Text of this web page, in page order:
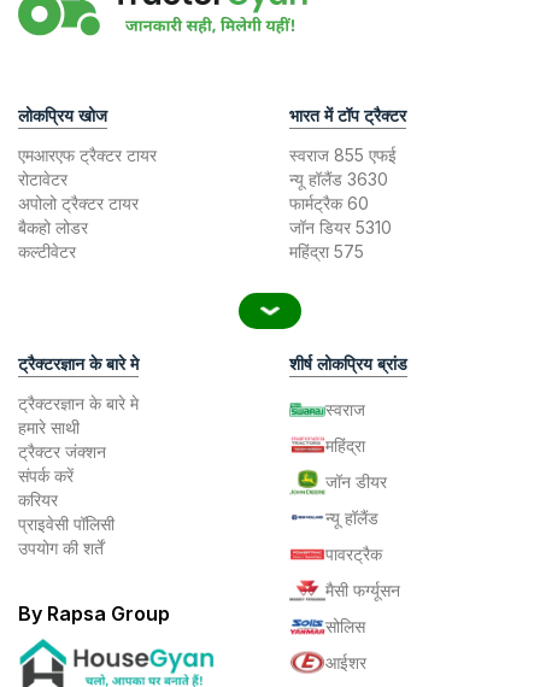
लोकप्रिय खोज
एमआरएफ ट्रैक्टर टायर
रोटावेटर
अपोलो ट्रैक्टर टायर
बैकहो लोडर
कल्टीवेटर
भारत में टॉप ट्रैक्टर
स्वराज 855 एफई
न्यू हॉलैंड 3630
फार्मट्रैक 60
जॉन डियर 5310
महिंद्रा 575
ट्रैक्टरज्ञान के बारे मे
ट्रैक्टरज्ञान के बारे मे
हमारे साथी
ट्रैक्टर जंक्शन
संपर्क करें
करियर
प्राइवेसी पॉलिसी
उपयोग की शर्तें
By Rapsa Group
शीर्ष लोकप्रिय ब्रांड
स्वराज
महिंद्रा
जॉन डीयर
न्यू हॉलैंड
पावरट्रैक
मैसी फर्ग्यूसन
सोलिस
आईशर